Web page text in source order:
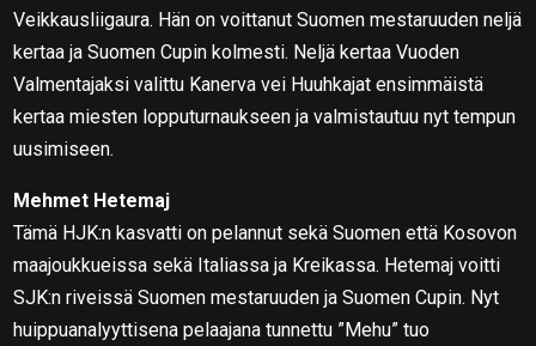
Veikkausliigaura. Hän on voittanut Suomen mestaruuden neljä
kertaa ja Suomen Cupin kolmesti. Neljä kertaa Vuoden
Valmentajaksi valittu Kanerva vei Huuhkajat ensimmäistä
kertaa miesten lopputurnaukseen ja valmistautuu nyt tempun
uusimiseen.
Mehmet Hetemaj
Tämä HJK:n kasvatti on pelannut sekä Suomen että Kosovon
maajoukkueissa sekä Italiassa ja Kreikassa. Hetemaj voitti
SJK:n riveissä Suomen mestaruuden ja Suomen Cupin. Nyt
huippuanalyyttisena pelaajana tunnettu ”Mehu” tuo